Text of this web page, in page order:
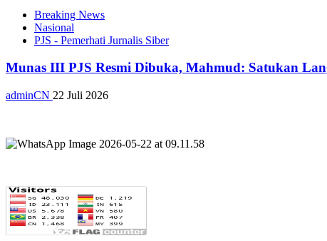
Breaking News
Nasional
PJS - Pemerhati Jurnalis Siber
Munas III PJS Resmi Dibuka, Mahmud: Satukan
adminCN 22 Juli 2026